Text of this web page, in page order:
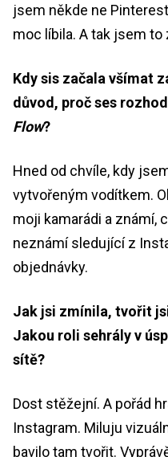
jsem někde ne
moc líbila. A tak jsem to
Kdy sis začala všímat
důvod, proč ses
Flow?
Hned od chvíle, kdy
vytvořeným vodítkem.
moji kamarádi a známí,
neznámí sledující z
objednávky.
Jak jsi zmínila, tvořit
Jakou roli sehrály v
sítě?
Dost stěžejní. A pořád
Instagram. Miluju
bavilo tam tvořit.